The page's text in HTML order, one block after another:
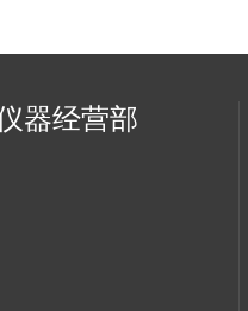
器经营部